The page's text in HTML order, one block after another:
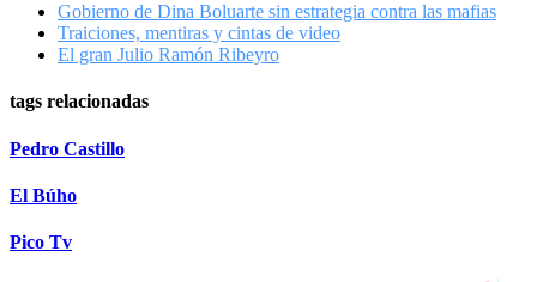
Gobierno de Dina Boluarte sin estrategia contra las mafias
Traiciones, mentiras y cintas de video
El gran Julio Ramón Ribeyro
tags relacionadas
Pedro Castillo
El Búho
Pico Tv